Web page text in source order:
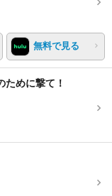
無料で見る
ために撃て！